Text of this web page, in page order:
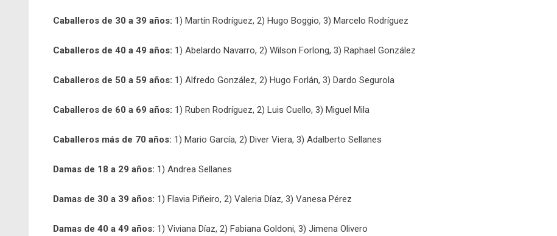
Caballeros de 30 a 39 años: 1) Martín Rodríguez, 2) Hugo Boggio, 3) Marcelo Rodríguez
Caballeros de 40 a 49 años: 1) Abelardo Navarro, 2) Wilson Forlong, 3) Raphael González
Caballeros de 50 a 59 años: 1) Alfredo González, 2) Hugo Forlán, 3) Dardo Segurola
Caballeros de 60 a 69 años: 1) Ruben Rodríguez, 2) Luis Cuello, 3) Miguel Mila
Caballeros más de 70 años: 1) Mario García, 2) Diver Viera, 3) Adalberto Sellanes
Damas de 18 a 29 años: 1) Andrea Sellanes
Damas de 30 a 39 años: 1) Flavia Piñeiro, 2) Valeria Díaz, 3) Vanesa Pérez
Damas de 40 a 49 años: 1) Viviana Díaz, 2) Fabiana Goldoni, 3) Jimena Olivero